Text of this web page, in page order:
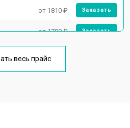
от 1810 ₽ Заказать
от 1700 ₽ Заказать
от 1700 ₽
весь прайс